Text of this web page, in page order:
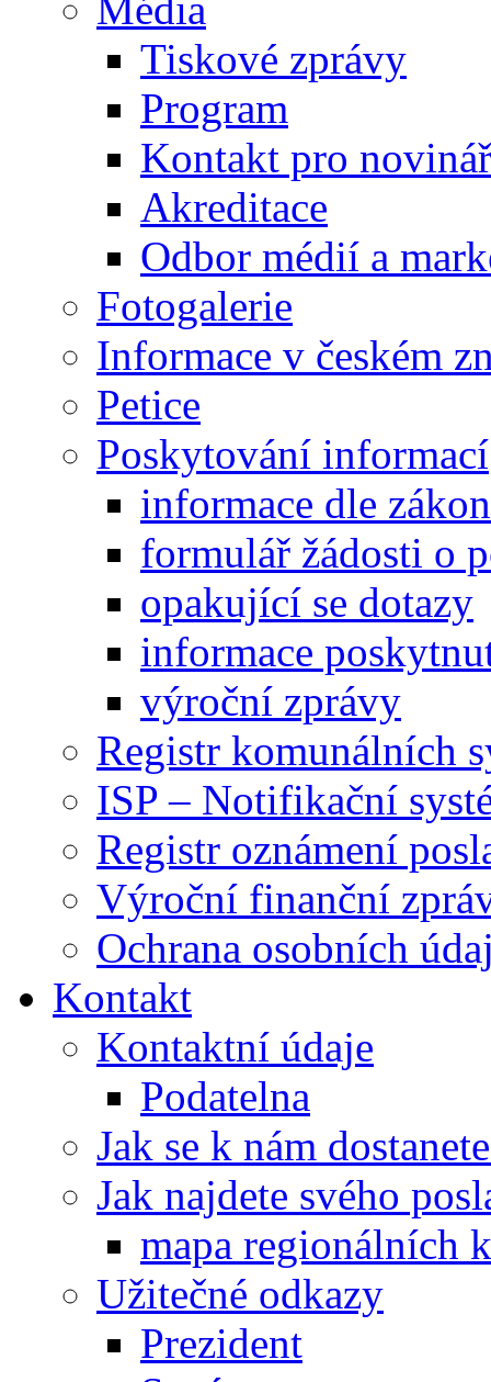
Tiskové zprávy
Program
Kontakt pro
Akreditace
Odbor médií a
Fotogalerie
Informace v českém
Petice
Poskytování informací
informace dle
formulář žádosti o
opakující se dotazy
informace
výroční zprávy
Registr komunálních
ISP – Notifikační
Registr oznámení
Výroční finanční
Ochrana osobních
Kontakt
Kontaktní údaje
Podatelna
Jak se k nám
Jak najdete svého
mapa regionálních
Užitečné odkazy
Prezident